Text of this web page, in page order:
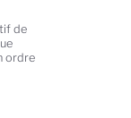
de
ordre